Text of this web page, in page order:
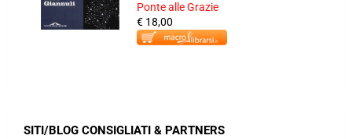
Ponte alle Grazie
€ 18,00
SITI/BLOG CONSIGLIATI & PARTNERS